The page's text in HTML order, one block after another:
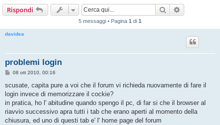
Rispondi Cerca
5 messaggi • Pagina 1 di 1
davidea
problemi login
M
s
a
g
g
i
o
08 ott 2010, 00:16
scusate, capita pure a voi che il forum vi richieda nuovamente di fare il
login invece di memorizzare il cockie?
in pratica, ho l' abitudine quando spengo il pc, di far si che il browser al
riavvio successivo apra tutti i tab che erano aperti al momento della
chiusura, ed uno di questi tab e' l' home page del forum